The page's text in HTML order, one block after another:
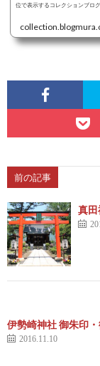
位で表示するコレクションブロ
前の記事
真
伊勢崎神社 御朱印
2016.11.10